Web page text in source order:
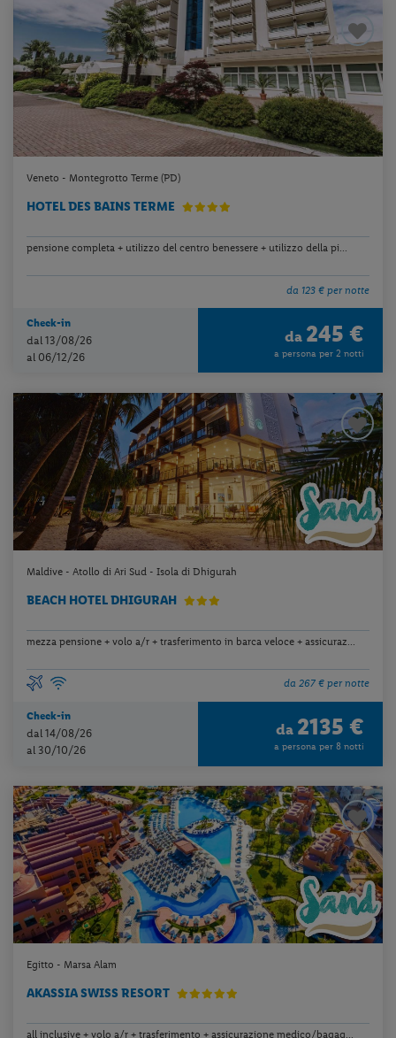
Veneto - Montegrotto Terme (PD)
HOTEL DES BAINS TERME
pensione completa + utilizzo del centro benessere + utilizzo della pi...
da 123 € per notte
Check-in
dal 13/08/26
al 06/12/26
da 245 €
a persona per 2 notti
Maldive - Atollo di Ari Sud - Isola di Dhigurah
BEACH HOTEL DHIGURAH
mezza pensione + volo a/r + trasferimento in barca veloce + assicuraz...
da 267 € per notte
Check-in
dal 14/08/26
al 30/10/26
da 2135 €
a persona per 8 notti
Egitto - Marsa Alam
AKASSIA SWISS RESORT
all inclusive + volo a/r + trasferimento + assicurazione medico/bagag...